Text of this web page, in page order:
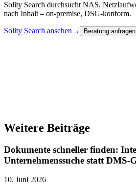
Solity Search durchsucht NAS,
nach Inhalt – on-premise, DSG-konform.
Solity Search ansehen → Beratung anfragen
Weitere Beiträge
Dokumente schneller finden:
Unternehmenssuche statt DMS-
10. Juni 2026